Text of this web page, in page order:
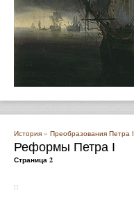
История » Преобразования Петра І
Реформы Петра І
Страница 2